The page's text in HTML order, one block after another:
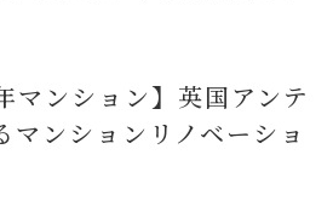
マンション】英国アンテ
マンションリノベーショ